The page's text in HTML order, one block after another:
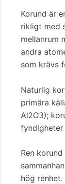
Korund är
rikligt med
mellanrum
andra
som krävs
Naturlig
primära
Al2O3);
fyndigheter
Ren
hög